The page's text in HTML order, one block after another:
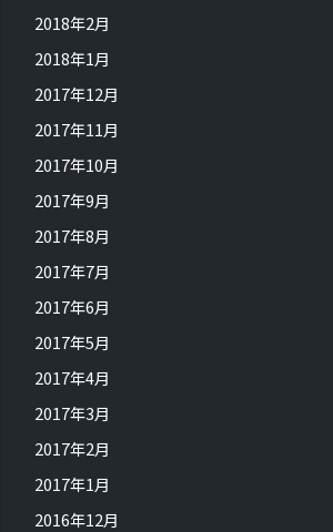
2018年2月
2018年1月
2017年12月
2017年11月
2017年10月
2017年9月
2017年8月
2017年7月
2017年6月
2017年5月
2017年4月
2017年3月
2017年2月
2017年1月
2016年12月